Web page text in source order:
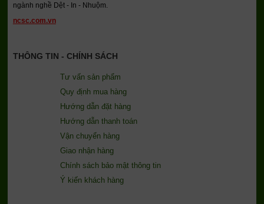
ngành nghề Dệt - In - Nhuộm.
ncsc.com.vn
THÔNG TIN - CHÍNH SÁCH
Tư vấn sản phẩm
Quy định mua hàng
Hướng dẫn đặt hàng
Hướng dẫn thanh toán
Vận chuyển hàng
Giao nhận hàng
Chính sách bảo mật thông tin
Ý kiến khách hàng